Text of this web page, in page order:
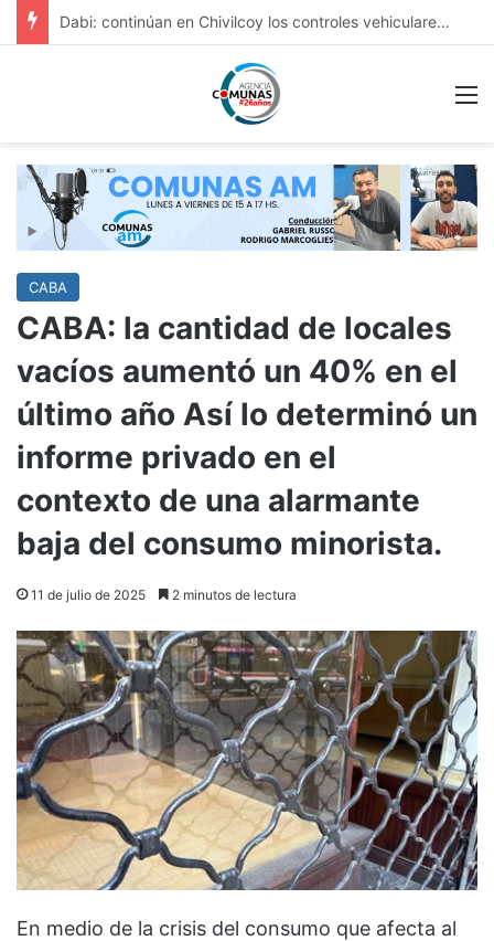
FERNANDO GRAY ENTREGÓ SILLAS DE RUEDAS A VECINAS Y VECINOS CON PROBLEMAS DE SALUD
CABA
CABA: la cantidad de locales
vacíos aumentó un 40% en el
último año Así lo determinó un
informe privado en el
contexto de una alarmante
baja del consumo minorista.
11 de julio de 2025 2 minutos de lectura
En medio de la crisis del consumo que afecta al